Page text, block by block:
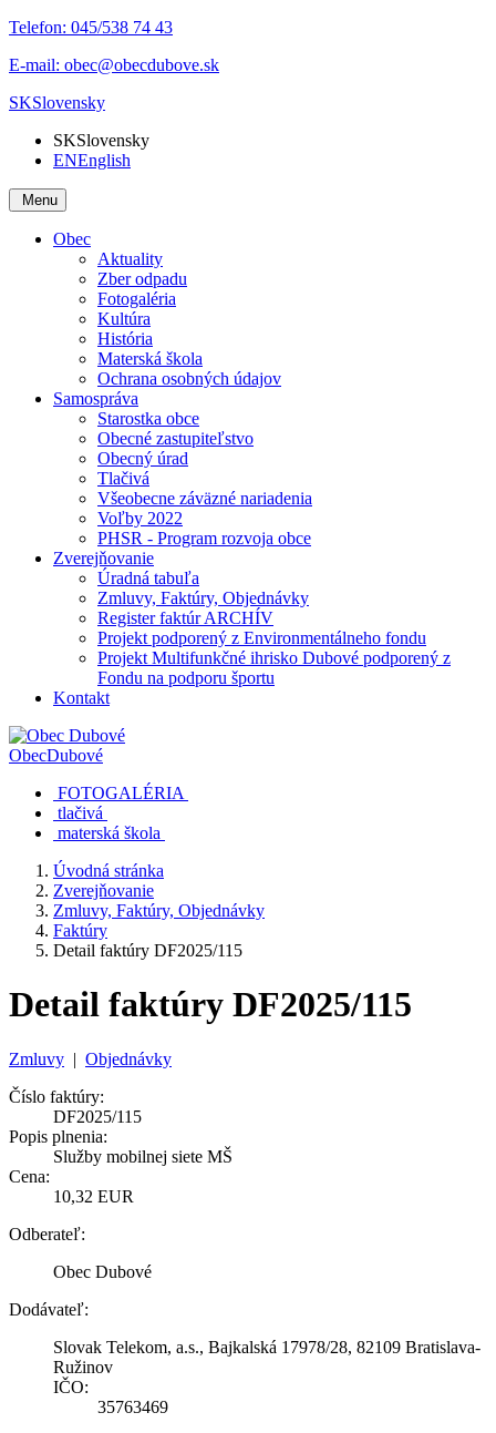
Telefon: 045/538 74 43
E-mail: obec@obecdubove.sk
SKSlovensky
SKSlovensky
ENEnglish
Menu
Obec
Aktuality
Zber odpadu
Fotogaléria
Kultúra
História
Materská škola
Ochrana osobných údajov
Samospráva
Starostka obce
Obecné zastupiteľstvo
Obecný úrad
Tlačivá
Všeobecne záväzné nariadenia
Voľby 2022
PHSR - Program rozvoja obce
Zverejňovanie
Úradná tabuľa
Zmluvy, Faktúry, Objednávky
Register faktúr ARCHÍV
Projekt podporený z Environmentálneho fondu
Projekt Multifunkčné ihrisko Dubové podporený z
Fondu na podporu športu
Kontakt
ObecDubové
FOTOGALÉRIA
tlačivá
materská škola
Úvodná stránka
Zverejňovanie
Zmluvy, Faktúry, Objednávky
Faktúry
Detail faktúry DF2025/115
Detail faktúry DF2025/115
Zmluvy | Objednávky
Číslo faktúry:
DF2025/115
Popis plnenia:
Služby mobilnej siete MŠ
Cena:
10,32 EUR
Odberateľ:
Obec Dubové
Dodávateľ:
Slovak Telekom, a.s., Bajkalská 17978/28, 82109 Bratislava-
Ružinov
IČO:
35763469